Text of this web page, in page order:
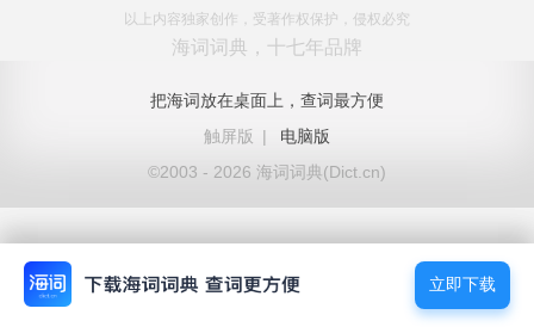
以上内容独家创作，受著作权保护，侵权必究
海词词典，十七年品牌
把海词放在桌面上，查词最方便
触屏版
|
电脑版
©2003 - 2026 海词词典(Dict.cn)
立即下载
立即下载